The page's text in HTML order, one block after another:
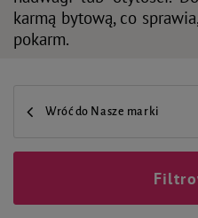
karmą bytową, co
pokarm.
Wróć do Nasze marki